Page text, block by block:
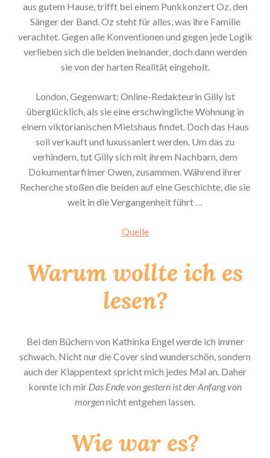
aus gutem Hause, trifft bei einem Punkkonzert Oz, den
Sänger der Band. Oz steht für alles, was ihre Familie
verachtet. Gegen alle Konventionen und gegen jede Logik
verlieben sich die beiden ineinander, doch dann werden
sie von der harten Realität eingeholt.
London, Gegenwart: Online-Redakteurin Gilly ist
überglücklich, als sie eine erschwingliche Wohnung in
einem viktorianischen Mietshaus findet. Doch das Haus
soll verkauft und luxussaniert werden. Um das zu
verhindern, tut Gilly sich mit ihrem Nachbarn, dem
Dokumentarfilmer Owen, zusammen. Während ihrer
Recherche stoßen die beiden auf eine Geschichte, die sie
weit in die Vergangenheit führt …
Quelle
Warum wollte ich es
lesen?
Bei den Büchern von Kathinka Engel werde ich immer
schwach. Nicht nur die Cover sind wunderschön, sondern
auch der Klappentext spricht mich jedes Mal an. Daher
konnte ich mir Das Ende von gestern ist der Anfang von
morgennicht entgehen lassen.
Wie war es?